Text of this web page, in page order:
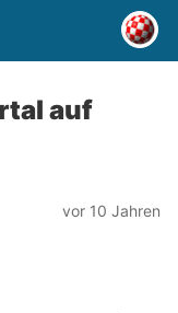
auf
vor 10 Jahren